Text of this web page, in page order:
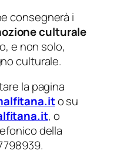
consegnerà i
culturale
e non solo,
culturale.
la pagina
o su
, o
della